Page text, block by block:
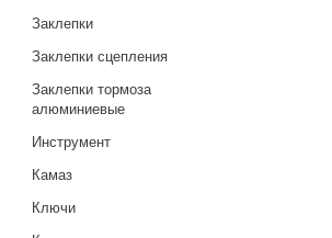
Заклепки
Заклепки сцепления
Заклепки тормоза
алюминиевые
Инструмент
Камаз
Ключи